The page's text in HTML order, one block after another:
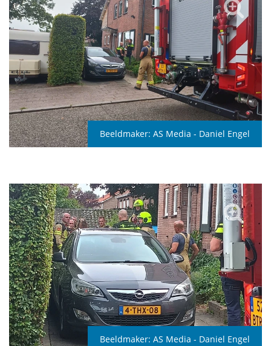
Beeldmaker: AS Media - Daniel Engel
Beeldmaker: AS Media - Daniel Engel